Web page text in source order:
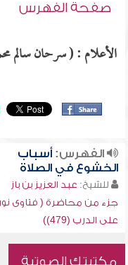
صفحة الفهرس
الأعلام : ( سرحان سالم
الفهرس:أسباب
الخشوع في الصلاة
للشيخ: عبد العزيز بن باز
جزء من محاضرة ( فتاوى نور
على الدرب (479))
مكتبتك الصوتية